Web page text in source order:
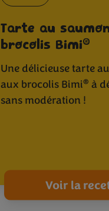
Tarte au
brocolis Bimi®
Une délicieuse tarte
aux brocolis Bimi® à
sans modération !
Voir la